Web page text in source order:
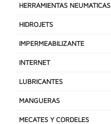
HERRAMIENTAS NEUMATICAS
HIDROJETS
IMPERMEABILIZANTE
INTERNET
LUBRICANTES
MANGUERAS
MECATES Y CORDELES